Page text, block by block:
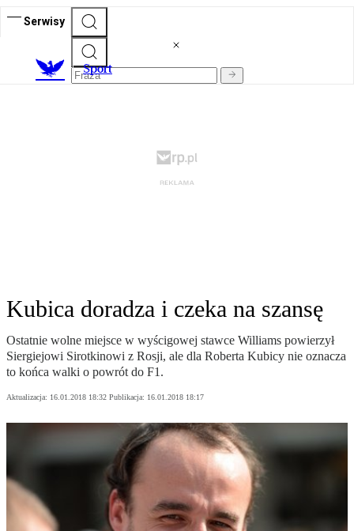
Serwisy
Sport
Kubica doradza i czeka na szansę
Ostatnie wolne miejsce w wyścigowej stawce Williams powierzył
Siergiejowi Sirotkinowi z Rosji, ale dla Roberta Kubicy nie oznacza
to końca walki o powrót do F1.
Aktualizacja: 16.01.2018 18:32 Publikacja: 16.01.2018 18:17